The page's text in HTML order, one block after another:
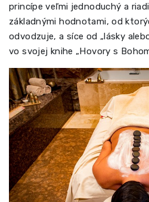
princípe veľmi jednoduchý a
základnými hodnotami, od
odvodzuje, a síce od „lásky
vo svojej knihe „Hovory s